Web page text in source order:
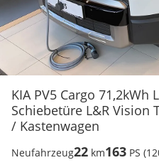
KIA PV5 Cargo 71,2kWh
Schiebetüre L&R Vision
/ Kastenwagen
Neufahrzeug22 km163 PS